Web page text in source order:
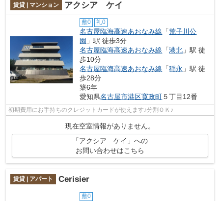
賃貸 | マンション アクシア ケイ
敷0 礼0
名古屋臨海高速あおなみ線 「荒子川公
園 」駅 徒歩3分
名古屋臨海高速あおなみ線 「港北 」駅 徒
歩10分
名古屋臨海高速あおなみ線 「稲永 」駅 徒
歩28分
築6年
愛知県名古屋市港区寛政町５丁目12番
初期費用にお手持ちのクレジットカードが使えます♪分割ＯＫ♪
現在空室情報がありません。
「アクシア ケイ」への
お問い合わせはこちら
賃貸 | アパート Cerisier
敷0